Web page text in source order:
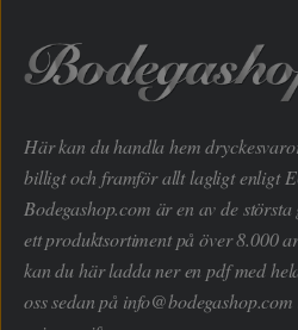
Här kan du handla hem
billigt och framför allt lagligt enligt
Bodegashop.com är en av de
ett produktsortiment på över 8.000
kan du här ladda ner en pdf med
oss sedan på info@bodegashop.com